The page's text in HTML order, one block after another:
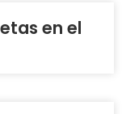
en el